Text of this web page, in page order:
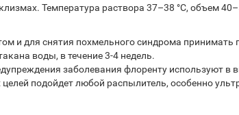
Температура раствора 37–38 °С, объем
и для снятия похмельного синдрома
воды, в течение 3-4 недель.
заболевания флоренту используют
подойдет любой распылитель, особенно